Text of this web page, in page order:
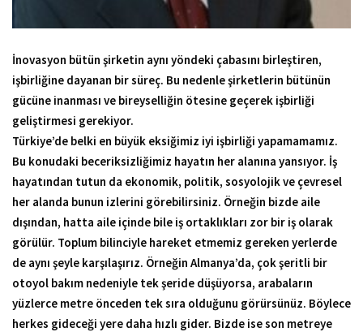
İnovasyon bütün şirketin aynı yöndeki çabasını birleştiren,
işbirliğine dayanan bir süreç. Bu nedenle şirketlerin bütünün
gücüne inanması ve bireyselliğin ötesine geçerek işbirliği
geliştirmesi gerekiyor.
Türkiye’de belki en büyük eksiğimiz iyi işbirliği yapamamamız.
Bu konudaki beceriksizliğimiz hayatın her alanına yansıyor. İş
hayatından tutun da ekonomik, politik, sosyolojik ve çevresel
her alanda bunun izlerini görebilirsiniz. Örneğin bizde aile
dışından, hatta aile içinde bile iş ortaklıkları zor bir iş olarak
görülür. Toplum bilinciyle hareket etmemiz gereken yerlerde
de aynı şeyle karşılaşırız. Örneğin Almanya’da, çok şeritli bir
otoyol bakım nedeniyle tek şeride düşüyorsa, arabaların
yüzlerce metre önceden tek sıra olduğunu görürsünüz. Böylece
herkes gideceği yere daha hızlı gider. Bizde ise son metreye